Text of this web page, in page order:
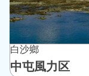
白沙鄉
中屯風力区